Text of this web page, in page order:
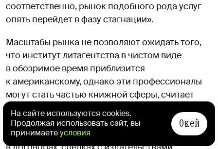
соответственно, рынок подобного рода услуг
опять перейдет в фазу стагнации».
Масштабы рынка не позволяют ожидать того,
что институт литагентства в чистом виде
в обозримое время приблизится
к американскому, однако эти профессионалы
могут стать частью книжной сферы, считает
Настя Дьяченко. «Я думаю, литературные
агенты будут помогать скорее строить
писательскую карьеру, чем управлять правами
На сайте используются cookies.
Продолжая использовать сайт, вы
принимаетеусловия
Окей